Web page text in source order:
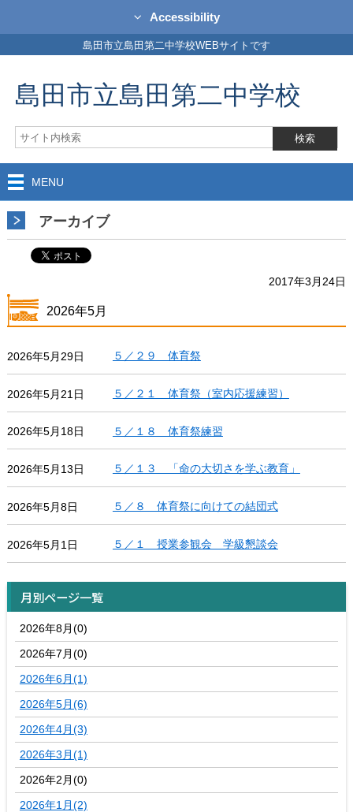
Accessibility
島田市立島田第二中学校WEBサイトです
島田市立島田第二中学校
MENU
アーカイブ
2017年3月24日
2026年5月
2026年5月29日 ５／２９ 体育祭
2026年5月21日 ５／２１ 体育祭（室内応援練習）
2026年5月18日 ５／１８ 体育祭練習
2026年5月13日 ５／１３ 「命の大切さを学ぶ教育」
2026年5月8日 ５／８ 体育祭に向けての結団式
2026年5月1日 ５／１ 授業参観会 学級懇談会
月別ページ一覧
2026年8月(0)
2026年7月(0)
2026年6月(1)
2026年5月(6)
2026年4月(3)
2026年3月(1)
2026年2月(0)
2026年1月(2)